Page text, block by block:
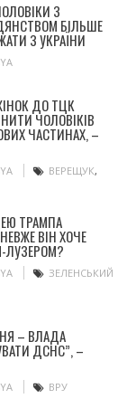
З
БІЛЬШЕ
З УКРАЇНИ
ДО ТЦК
ЧОЛОВІКІВ
ЧАСТИНАХ, –
ВЕРЕЩУК,
ТРАМПА
ВІН ХОЧЕ
ЛУЗЕРОМ?
ЗЕЛЕНСЬКИЙ
– ВЛАДА
ДСНС”, –
ВРУ